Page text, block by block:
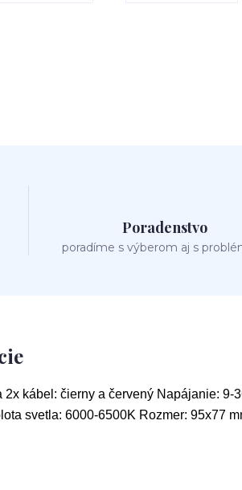
Poradenstvo
poradíme s výberom aj s
kábel: čierny a červený Napájanie: 9-
svetla: 6000-6500K Rozmer: 95x77